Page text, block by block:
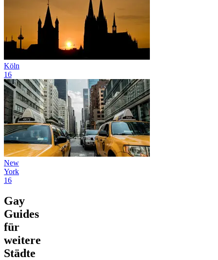
Köln
16
New
York
16
Gay
Guides
für
weitere
Städte